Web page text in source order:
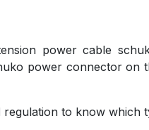
power cable
power connector on
to know which